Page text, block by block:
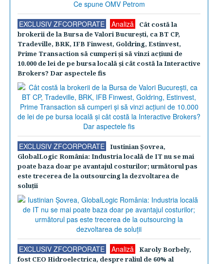
EXCLUSIV ZFCORPORATE Analiză
Cât costă la
brokerii de la Bursa de Valori Bucureşti, ca BT CP,
Tradeville, BRK, IFB Finwest, Goldring, Estinvest,
Prime Transaction să cumperi şi să vinzi acţiuni de
10.000 de lei de pe bursa locală şi cât costă la Interactive
Brokers? Dar aspectele fis
EXCLUSIV ZFCORPORATE
Iustinian Şovrea,
GlobalLogic România: Industria locală de IT nu se mai
poate baza doar pe avantajul costurilor; următorul pas
este trecerea de la outsourcing la dezvoltarea de
soluţii
EXCLUSIV ZFCORPORATE Analiză
Karoly Borbely,
fost CEO Hidroelectrica, despre raliul de 60% al